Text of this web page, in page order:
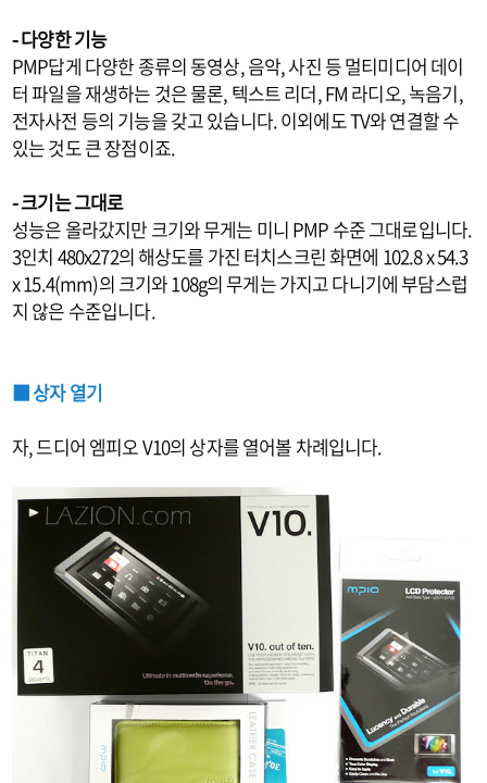
- 다양한 기능
PMP답게 다양한 종류의 동영상, 음악, 사진 등 멀티미디어 데이
터 파일을 재생하는 것은 물론, 텍스트 리더, FM 라디오, 녹음기,
전자사전 등의 기능을 갖고 있습니다. 이외에도 TV와 연결할 수
있는 것도 큰 장점이죠.
- 크기는 그대로
성능은 올라갔지만 크기와 무게는 미니 PMP 수준 그대로입니다.
3인치 480x272의 해상도를 가진 터치스크린 화면에 102.8 x 54.3
x 15.4(mm)의 크기와 108g의 무게는 가지고 다니기에 부담스럽
지 않은 수준입니다.
■ 상자 열기
자, 드디어 엠피오 V10의 상자를 열어볼 차례입니다.